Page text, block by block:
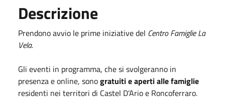
Descrizione
Prendono avvio le prime iniziative del Centro Famiglie La
Vela.
Gli eventi in programma, che si svolgeranno in
presenza e online, sonogratuiti e aperti alle famiglie
residenti nei territori di Castel D'Ario e Roncoferraro.